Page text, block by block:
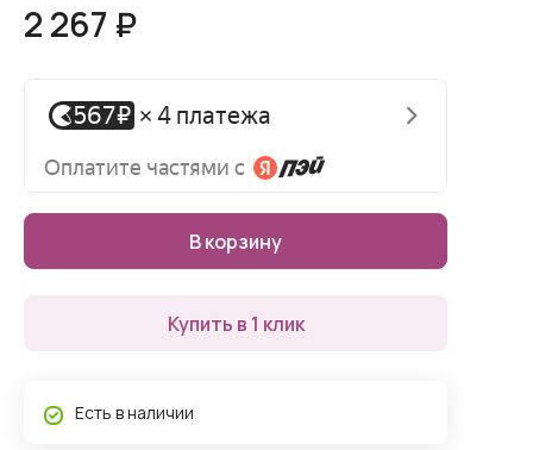
2 267 ₽
В корзину
Купить в 1 клик
Есть в наличии